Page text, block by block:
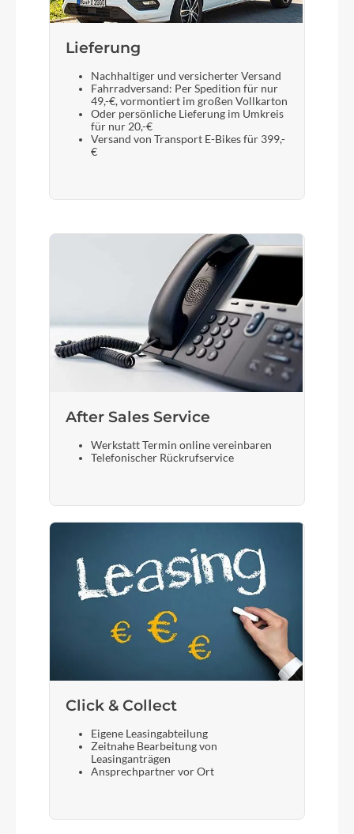
Lieferung
Nachhaltiger und versicherter Versand
Fahrradversand: Per Spedition für nur
49,-€, vormontiert im großen Vollkarton
Oder persönliche Lieferung im Umkreis
für nur 20,-€
Versand von Transport E-Bikes für 399,-
€
After Sales Service
Werkstatt Termin online vereinbaren
Telefonischer Rückrufservice
Click & Collect
Eigene Leasingabteilung
Zeitnahe Bearbeitung von
Leasinganträgen
Ansprechpartner vor Ort